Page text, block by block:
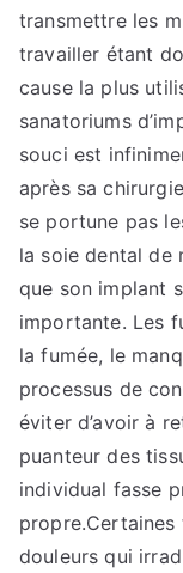
transmettre les
travailler étant
cause la plus
sanatoriums
souci est
après sa
se portune pas
la soie dental de
que son implant
importante. Les
la fumée, le
processus de
éviter d’avoir à
puanteur des
individual fasse
douleurs qui